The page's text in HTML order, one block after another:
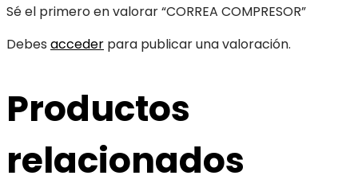
Sé el primero en valorar “CORREA COMPRESOR”
Debes acceder para publicar una valoración.
Productos
relacionados